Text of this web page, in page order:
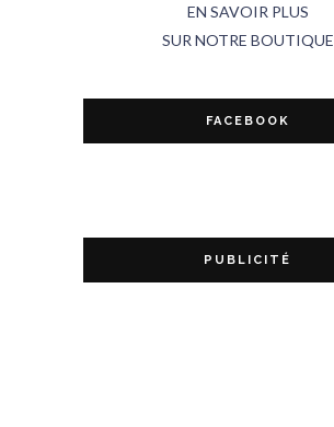
EN SAVOIR PLUS
SUR NOTRE BOUTIQUE
FACEBOOK
PUBLICITÉ